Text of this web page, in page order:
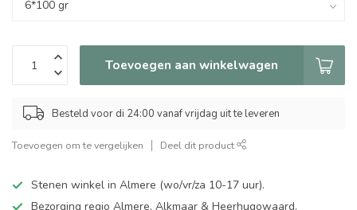
Toevoegen aan winkelwagen
Besteld voor di 24:00 vanaf vrijdag uit te leveren
Toevoegen om te vergelijken Deel dit product
Stenen winkel in Almere (wo/vr/za 10-17 uur).
Bezorging regio Almere, Alkmaar & Heerhugowaard.